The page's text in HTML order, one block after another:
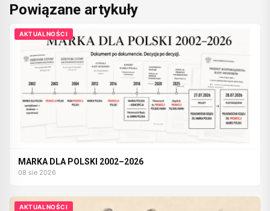
Powiązane artykuły
AKTUALNOŚCI
MARKA DLA POLSKI 2002–2026
08 sie 2026
AKTUALNOŚCI